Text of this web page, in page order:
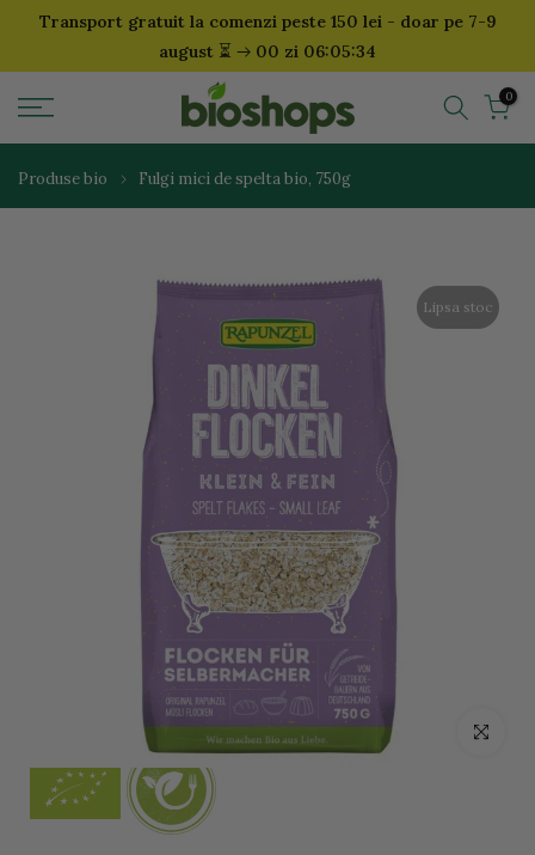
SariTransport gratuit la comenzi peste 150 lei - doar pe 7-9
august ⏳ 00 zi 06:05:34
0
Produse bio Fulgi mici de spelta bio, 750g
Lipsa stoc
Click